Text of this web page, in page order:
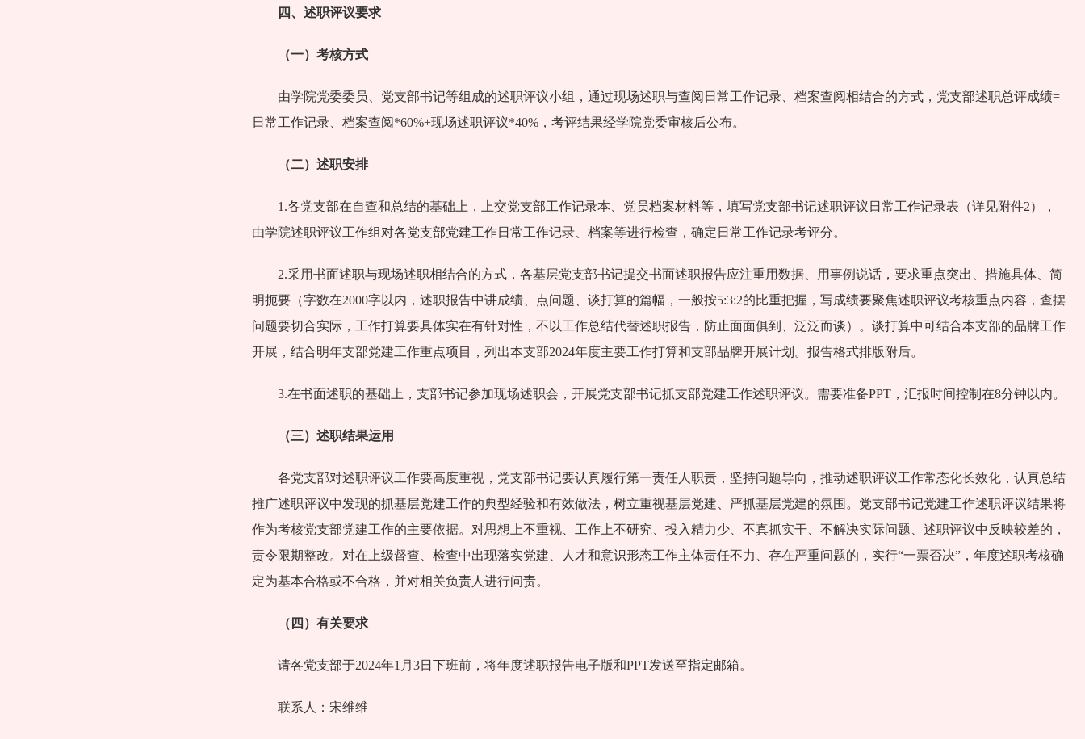
四、述职评议要求
（一）考核方式
由学院党委委员、党支部书记等组成的述职评议小组，通过现场述职与查阅日常工作记录、档案查阅相结合的方式，党支部述职总评成绩=
日常工作记录、档案查阅*60%+现场述职评议*40%，考评结果经学院党委审核后公布。
（二）述职安排
1.各党支部在自查和总结的基础上，上交党支部工作记录本、党员档案材料等，填写党支部书记述职评议日常工作记录表（详见附件2），
由学院述职评议工作组对各党支部党建工作日常工作记录、档案等进行检查，确定日常工作记录考评分。
2.采用书面述职与现场述职相结合的方式，各基层党支部书记提交书面述职报告应注重用数据、用事例说话，要求重点突出、措施具体、简
明扼要（字数在2000字以内，述职报告中讲成绩、点问题、谈打算的篇幅，一般按5:3:2的比重把握，写成绩要聚焦述职评议考核重点内容，查摆
问题要切合实际，工作打算要具体实在有针对性，不以工作总结代替述职报告，防止面面俱到、泛泛而谈）。谈打算中可结合本支部的品牌工作
开展，结合明年支部党建工作重点项目，列出本支部2024年度主要工作打算和支部品牌开展计划。报告格式排版附后。
3.在书面述职的基础上，支部书记参加现场述职会，开展党支部书记抓支部党建工作述职评议。需要准备PPT，汇报时间控制在8分钟以内。
（三）述职结果运用
各党支部对述职评议工作要高度重视，党支部书记要认真履行第一责任人职责，坚持问题导向，推动述职评议工作常态化长效化，认真总结
推广述职评议中发现的抓基层党建工作的典型经验和有效做法，树立重视基层党建、严抓基层党建的氛围。党支部书记党建工作述职评议结果将
作为考核党支部党建工作的主要依据。对思想上不重视、工作上不研究、投入精力少、不真抓实干、不解决实际问题、述职评议中反映较差的，
责令限期整改。对在上级督查、检查中出现落实党建、人才和意识形态工作主体责任不力、存在严重问题的，实行“一票否决”，年度述职考核确
定为基本合格或不合格，并对相关负责人进行问责。
（四） 有关要求
请各党支部于2024年1月3日下班前，将年度述职报告电子版和PPT发送至指定邮箱。
联系人：宋维维